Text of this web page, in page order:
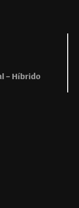
– Híbrido